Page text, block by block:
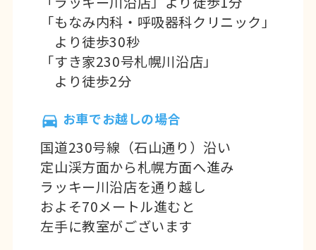
「もなみ内科・呼吸器科クリニック」
より徒歩30秒
「すき家230号札幌川沿店」
より徒歩2分
お車でお越しの場合
国道230号線（石山通り）沿い
定山渓方面から札幌方面へ進み
ラッキー川沿店を通り越し
およそ70メートル進むと
左手に教室がございます